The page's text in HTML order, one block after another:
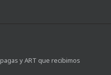
y ART que recibimos